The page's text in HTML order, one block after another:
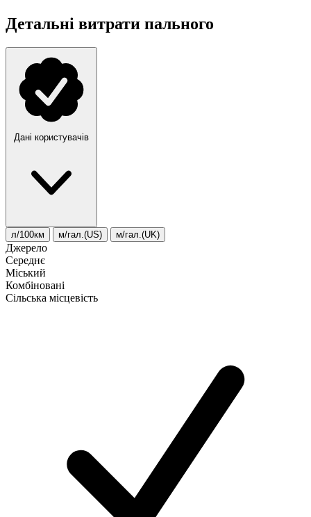
Детальні витрати пального
Дані користувачів
л/100км м/гал.(US) м/гал.(UK)
Джерело
Середнє
Міський
Комбіновані
Сільська місцевість